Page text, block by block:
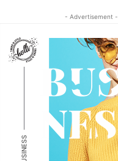
- Advertisement -